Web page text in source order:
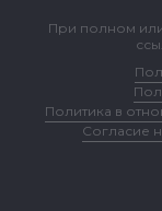
При полном
Политика в
Согласие